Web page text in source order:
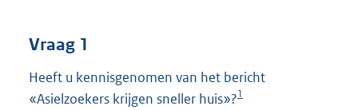
Vraag 1
Heeft u kennisgenomen van het bericht
«Asielzoekers krijgen sneller huis»?1